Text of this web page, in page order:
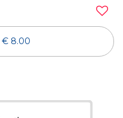
€ 8.00